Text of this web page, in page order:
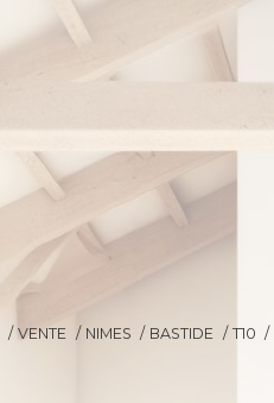
VENTE NIMES BASTIDE T10